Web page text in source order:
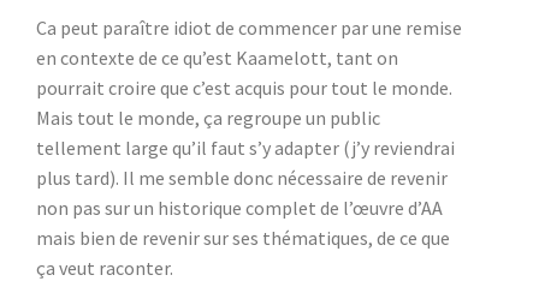
Ca peut paraître idiot de commencer par une remise
en contexte de ce qu’est Kaamelott, tant on
pourrait croire que c’est acquis pour tout le monde.
Mais tout le monde, ça regroupe un public
tellement large qu’il faut s’y adapter (j’y reviendrai
plus tard). Il me semble donc nécessaire de revenir
non pas sur un historique complet de l’œuvre d’AA
mais bien de revenir sur ses thématiques, de ce que
ça veut raconter.